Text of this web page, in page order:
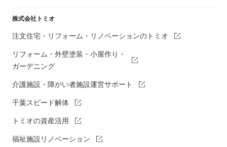
株式会社トミオ
注文住宅・リフォーム・リノベーションのトミオ
リフォーム・外壁塗装・小屋作り・
ガーデニング
介護施設・障がい者施設運営サポート
千葉スピード解体
トミオの資産活用
福祉施設リノベーション